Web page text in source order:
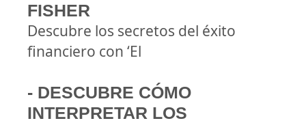
FISHER
Descubre los secretos del éxito
financiero con ‘El
- DESCUBRE CÓMO
INTERPRETAR LOS